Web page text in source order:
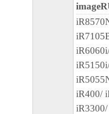
with 48 C.F.R.
227.7202-4
acquire the
Manufacturer is
ku, Tokyo 146-
本条項中で使
義される「本
iR400/